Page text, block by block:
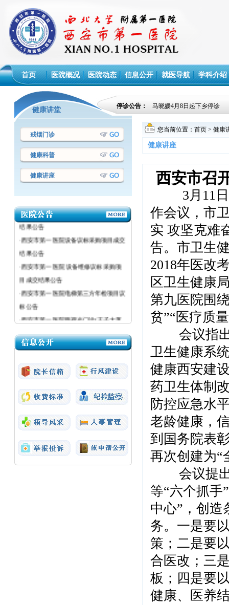
首页 医院概况 医院动态 信息公开 就医导航 学科介绍
健康讲堂 停诊公告： 马晓媛4月8日起下乡停诊
戒烟门诊
健康科普
健康讲座
·西安市第一医院设备议标采购项目成交
结果公告
·西安市第一医院设备议标采购项目成交
结果公告
·西安市第一医院 设备维修议标采购项
目成交结果公告
·西安市第一医院电梯第三方年检项目议
标公告
·西安市第一医院眼视光门诊(王子大厦
三楼)加装污水消毒处理设备项目议标公
告
·西安市第一医院医疗设备议标公告
·西安市第一医院粉巷院区强制性清洁生
产审核（二次）采购项目成交结果公告
您当前位置： 首页 > 健康
健康讲座
西安市召
3月11日，
作会议，市
实 攻坚克难
告。市卫生
2018年医改
区卫生健康
第九医院围
贫”“医疗质
会议指出
卫生健康系
健康西安建
药卫生体制
防控应急水
老龄健康，
到国务院表
再次创建为“
会议提出
等“六个抓手
中心”，创造
务。一是要
策；二是要
合医改；三
板；四是要
健康、医养